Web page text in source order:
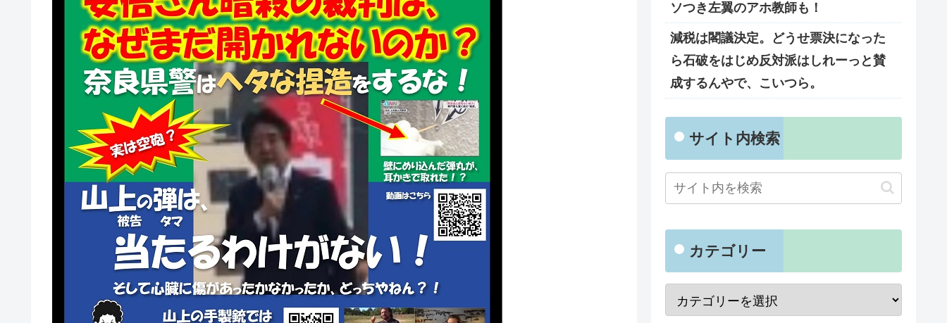
ソつき左翼のアホ教師も！
減税は閣議決定。どうせ票決になった
ら石破をはじめ反対派はしれーっと賛
成するんやで、こいつら。
サイト内検索
カテゴリー